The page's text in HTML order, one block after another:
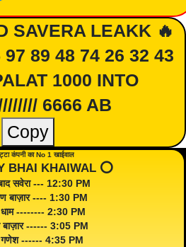
SAVERA LEAKK 🔥
89 48 74 26 32 43
1000 INTO
6666 AB
Copy
कंपनी का No 1 खाईवाल
BHAI KHAIWAL ⭕️
सवेरा --- 12:30 PM
बाज़ार ---- 1:30 PM
-------- 2:30 PM
बाज़ार ------ 3:05 PM
गणेश ------ 4:35 PM